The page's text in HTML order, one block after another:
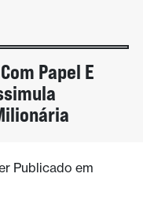
Papel E
Publicado em